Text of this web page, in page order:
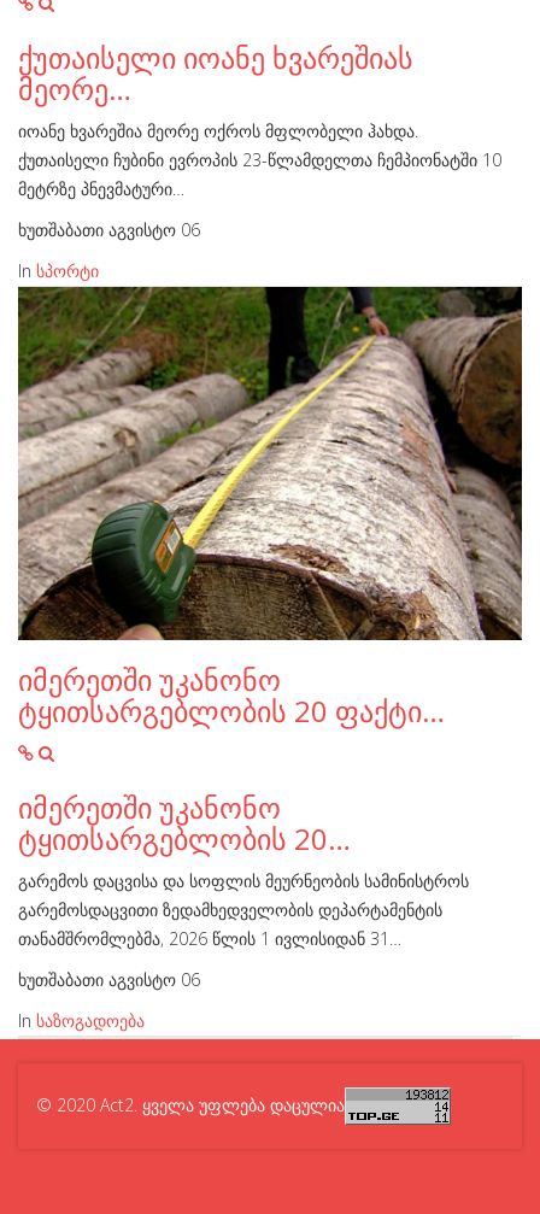
ქუთაისელი იოანე ხვარეშიას
მეორე…
იოანე ხვარეშია მეორე ოქროს მფლობელი ჰახდა.
ქუთაისელი ჩუბინი ევროპის 23-წლამდელთა ჩემპიონატში 10
მეტრზე პნევმატური…
ხუთშაბათი აგვისტო 06
In სპორტი
იმერეთში უკანონო
ტყითსარგებლობის 20 ფაქტი…
იმერეთში უკანონო
ტყითსარგებლობის 20…
გარემოს დაცვისა და სოფლის მეურნეობის სამინისტროს
გარემოსდაცვითი ზედამხედველობის დეპარტამენტის
თანამშრომლებმა, 2026 წლის 1 ივლისიდან 31…
ხუთშაბათი აგვისტო 06
In საზოგადოება
© 2020 Act2. ყველა უფლება დაცულია